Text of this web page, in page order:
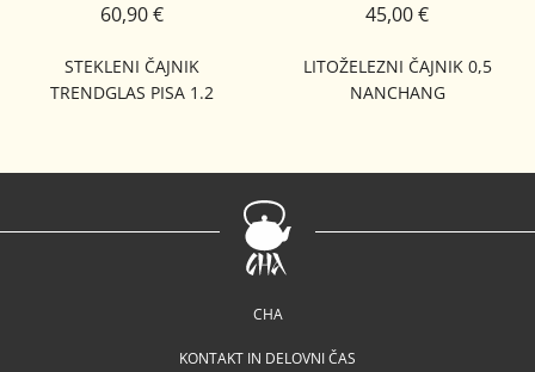
STEKLENI ČAJNIK
TRENDGLAS PISA 1.2
60,90 €
LITOŽELEZNI ČAJNIK 0,5
NANCHANG
45,00 €
CHA
KONTAKT IN DELOVNI ČAS